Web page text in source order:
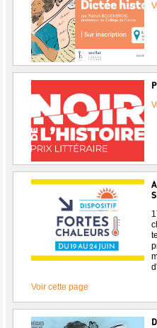
Voir cette page